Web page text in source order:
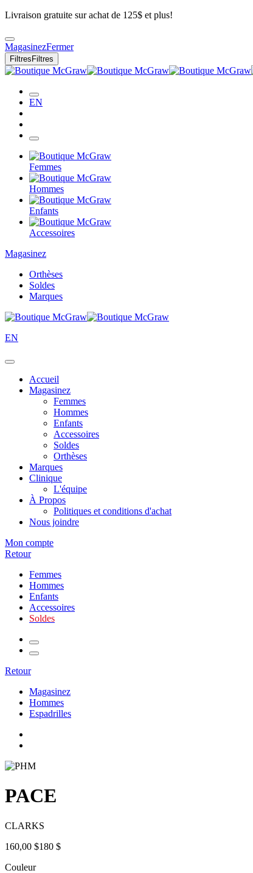
Livraison gratuite sur achat de 125$ et plus!
MagasinezFermer
Filtres Filtres
EN
Femmes
Hommes
Enfants
Accessoires
Magasinez
Orthèses
Soldes
Marques
EN
Accueil
Magasinez
Femmes
Hommes
Enfants
Accessoires
Soldes
Orthèses
Marques
Clinique
L'équipe
À Propos
Politiques et conditions d'achat
Nous joindre
Mon compte
Retour
Femmes
Hommes
Enfants
Accessoires
Soldes
Retour
Magasinez
Hommes
Espadrilles
PACE
CLARKS
160,00 $180 $
Couleur